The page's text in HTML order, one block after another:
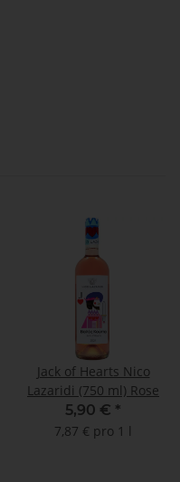
Jack of Hearts Nico
Lazaridi (750 ml) Rose
5,90 € *
7,87 € pro 1 l